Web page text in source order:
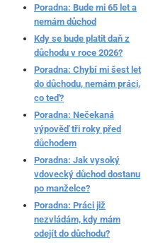
Poradna: Bude mi 65 let a
nemám důchod
Kdy se bude platit daň z
důchodu v roce 2026?
Poradna: Chybí mi šest let
do důchodu, nemám práci,
co teď?
Poradna: Nečekaná
výpověď tři roky před
důchodem
Poradna: Jak vysoký
vdovecký důchod dostanu
po manželce?
Poradna: Práci již
nezvládám, kdy mám
odejít do důchodu?